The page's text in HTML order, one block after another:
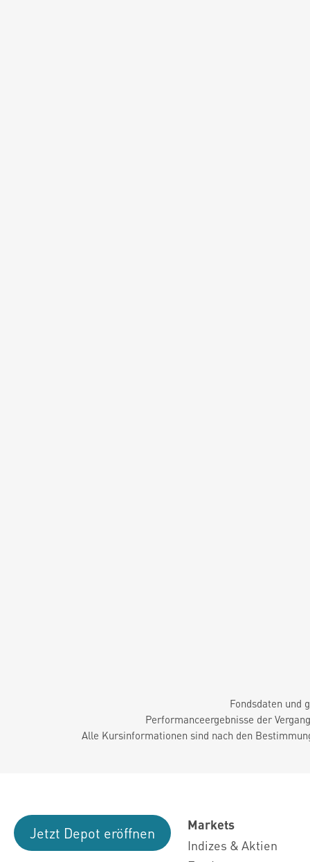
Fondsdaten und
Performanceergebnisse der
Alle Kursinformationen sind nach den
Jetzt Depot eröffnen
Markets
Indizes & Aktien